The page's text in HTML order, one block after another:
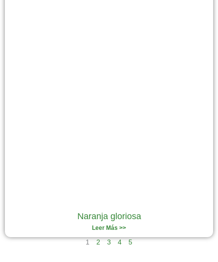
Naranja gloriosa
Leer Más >>
1 2 3 4 5